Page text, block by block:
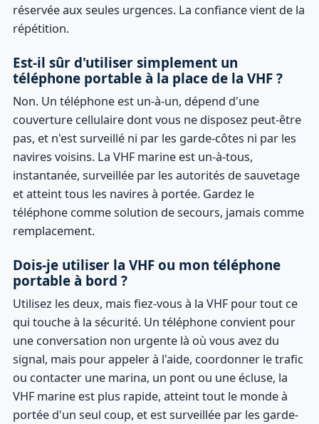
réservée aux seules urgences. La confiance vient de la
répétition.
Est-il sûr d'utiliser simplement un
téléphone portable à la place de la VHF ?
Non. Un téléphone est un-à-un, dépend d'une
couverture cellulaire dont vous ne disposez peut-être
pas, et n'est surveillé ni par les garde-côtes ni par les
navires voisins. La VHF marine est un-à-tous,
instantanée, surveillée par les autorités de sauvetage
et atteint tous les navires à portée. Gardez le
téléphone comme solution de secours, jamais comme
remplacement.
Dois-je utiliser la VHF ou mon téléphone
portable à bord ?
Utilisez les deux, mais fiez-vous à la VHF pour tout ce
qui touche à la sécurité. Un téléphone convient pour
une conversation non urgente là où vous avez du
signal, mais pour appeler à l'aide, coordonner le trafic
ou contacter une marina, un pont ou une écluse, la
VHF marine est plus rapide, atteint tout le monde à
portée d'un seul coup, et est surveillée par les garde-